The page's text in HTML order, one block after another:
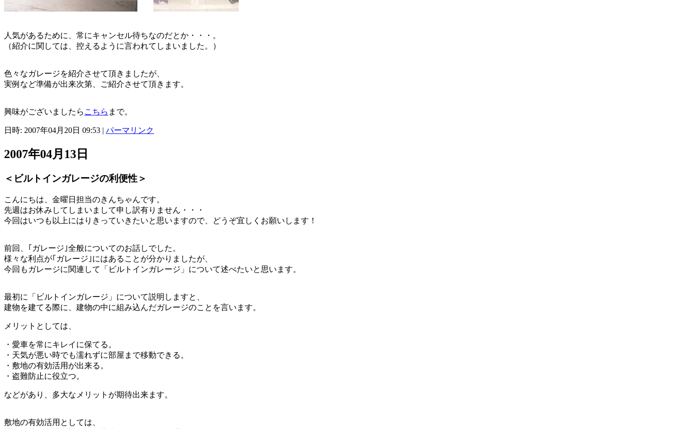
人気があるために、常にキャンセル待ちなのだとか・・・。
（紹介に関しては、控えるように言われてしまいました。）
色々なガレージを紹介させて頂きましたが、
実例など準備が出来次第、ご紹介させて頂きます。
興味がございましたら こちら まで。
日時: 2007年04月20日 09:53 | パーマリンク
2007年04月13日
＜ビルトインガレージの利便性＞
こんにちは、金曜日担当のきんちゃんです。
先週はお休みしてしまいまして申し訳有りません・・・
今回はいつも以上にはりきっていきたいと思いますので、どうぞ宜しくお願いします！
前回、｢ガレージ｣全般についてのお話しでした。
様々な利点が｢ガレージ｣にはあることが分かりましたが、
今回もガレージに関連して「ビルトインガレージ」について述べたいと思います。
最初に「ビルトインガレージ」について説明しますと、
建物を建てる際に、建物の中に組み込んだガレージのことを言います。
メリットとしては、
・愛車を常にキレイに保てる。
・天気が悪い時でも濡れずに部屋まで移動できる。
・敷地の有効活用が出来る。
・盗難防止に役立つ。
などがあり、多大なメリットが期待出来ます。
敷地の有効活用としては、